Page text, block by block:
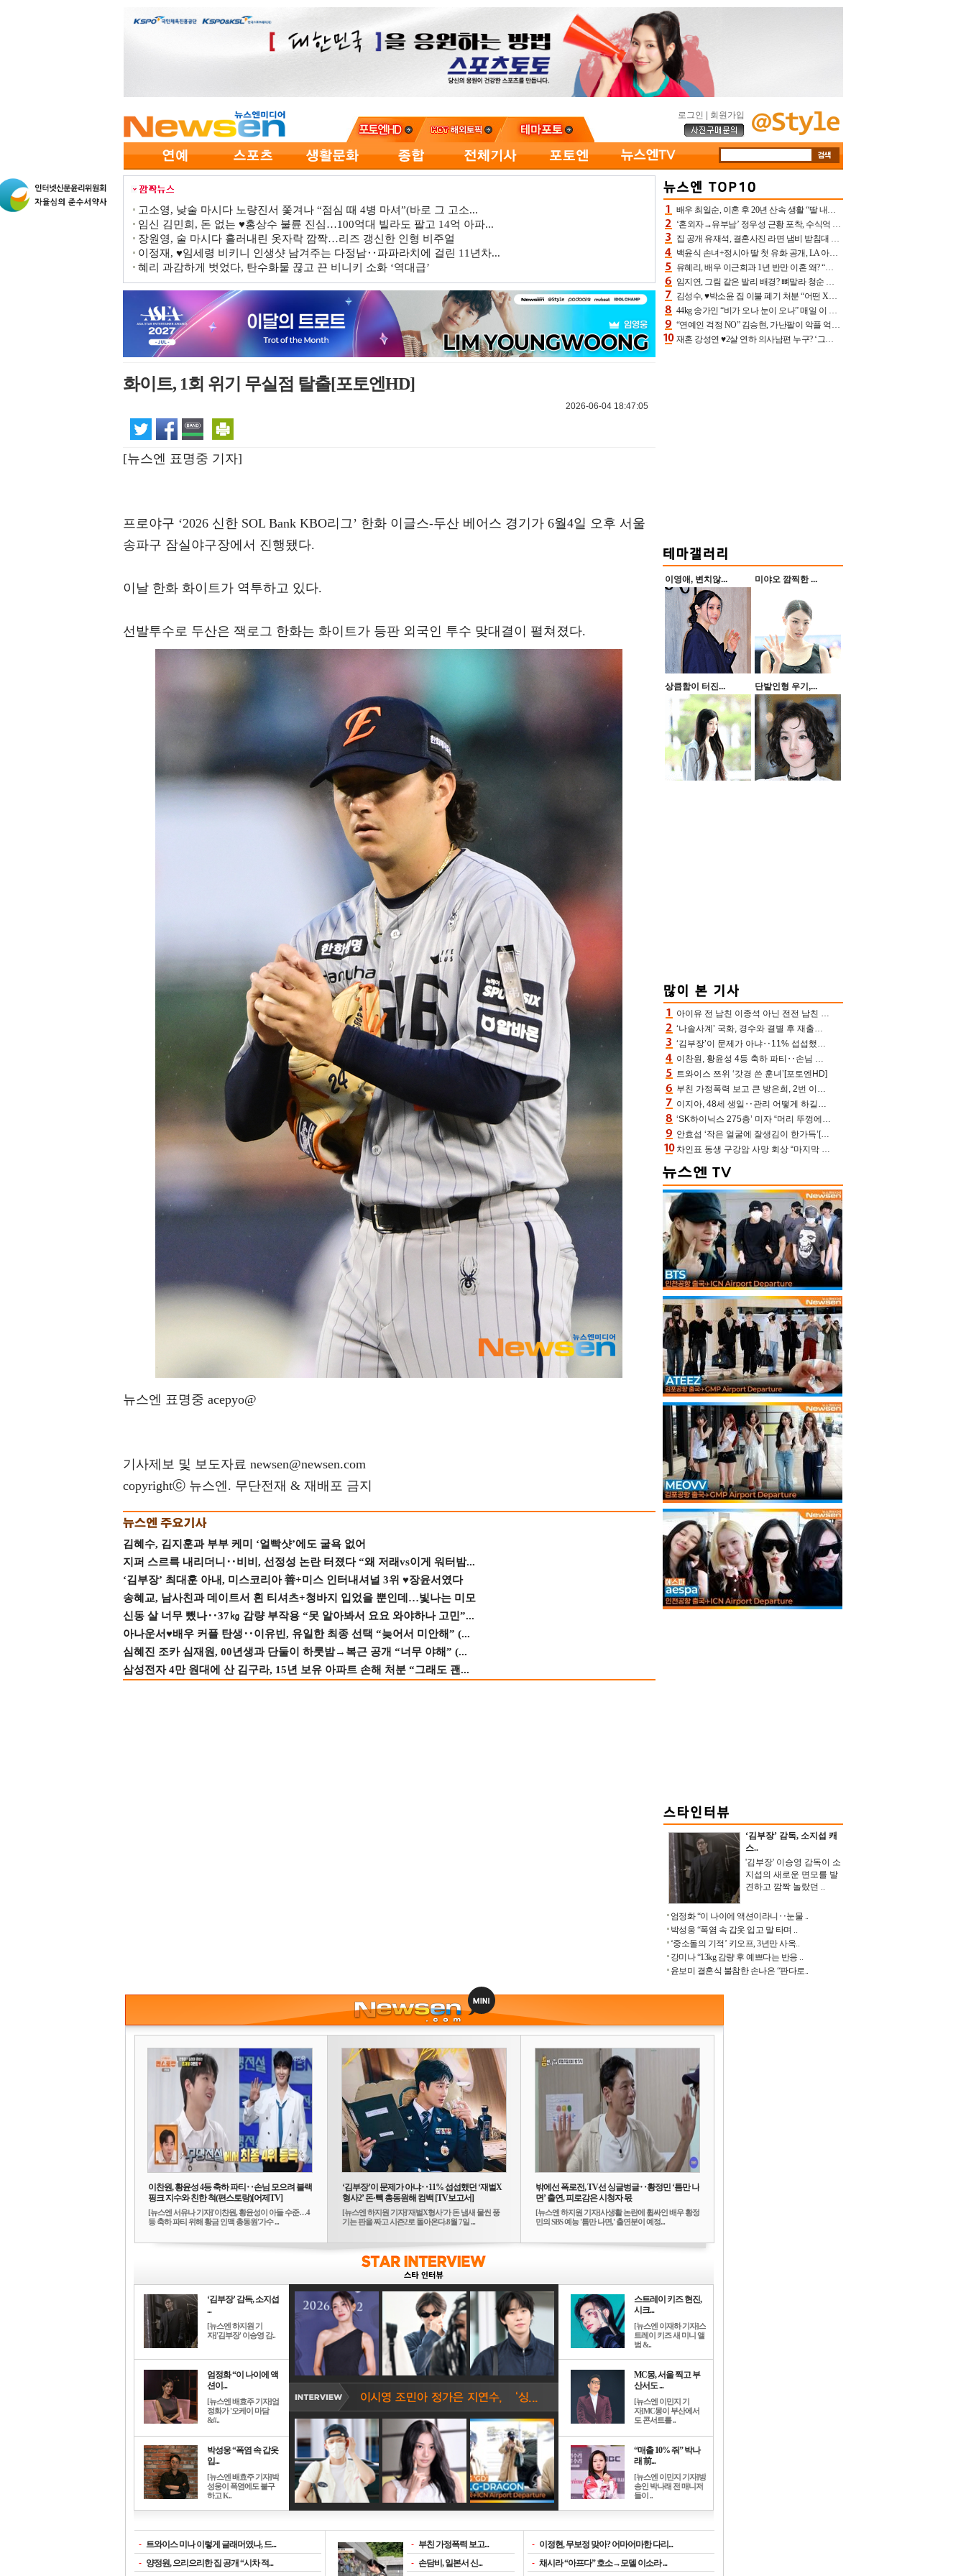
로그인 회원가입
고소영, 낮술 마시다 노량진서 쫓겨나 “점심 때 4병 마셔”(바로 그 고소...
임신 김민희, 돈 없는 ♥홍상수 불륜 진심…100억대 빌라도 팔고 14억 아파...
장원영, 술 마시다 흘러내린 옷자락 깜짝…리즈 갱신한 인형 비주얼
이정재, ♥임세령 비키니 인생샷 남겨주는 다정남‥파파라치에 걸린 11년차...
혜리 과감하게 벗었다, 탄수화물 끊고 끈 비니키 소화 ‘역대급’
화이트, 1회 위기 무실점 탈출[포토엔HD]
2026-06-04 18:47:05
[뉴스엔 표명중 기자]
프로야구 ‘2026 신한 SOL Bank KBO리그’ 한화 이글스-두산 베어스 경기가 6월4일 오후 서울
송파구 잠실야구장에서 진행됐다.
이날 한화 화이트가 역투하고 있다.
선발투수로 두산은 잭로그 한화는 화이트가 등판 외국인 투수 맞대결이 펼쳐졌다.
뉴스엔 표명중 acepyo@
기사제보 및 보도자료 newsen@newsen.com
copyrightⓒ 뉴스엔. 무단전재 & 재배포 금지
김혜수, 김지훈과 부부 케미 ‘얼빡샷’에도 굴욕 없어
지퍼 스르륵 내리더니‥비비, 선정성 논란 터졌다 “왜 저래vs이게 워터밤...
‘김부장’ 최대훈 아내, 미스코리아 善+미스 인터내셔널 3위 ♥장윤서였다
송혜교, 남사친과 데이트서 흰 티셔츠+청바지 입었을 뿐인데…빛나는 미모
신동 살 너무 뺐나‥37㎏ 감량 부작용 “못 알아봐서 요요 와야하나 고민”...
아나운서♥배우 커플 탄생‥이유빈, 유일한 최종 선택 “늦어서 미안해” (...
심혜진 조카 심재원, 00년생과 단둘이 하룻밤→복근 공개 “너무 야해” (...
삼성전자 4만 원대에 산 김구라, 15년 보유 아파트 손해 처분 “그래도 괜...
배우 최일순, 이혼 후 20년 산속 생활 “딸 내가 버렸다고 원망‥맘 아파”(특종)[어제TV]
‘혼외자→유부남’ 정우성 근황 포착, 수식억 해킹 피해 후배 만났다 “존경하는”
집 공개 유재석, 결혼사진 라면 냄비 받침대 되고 분노‥가족사진도 피해(놀뭐)[어제TV]
백윤식 손녀+정시아 딸 첫 유화 공개, LA 아트쇼→서울국제조각페스타 작가다운 수준급 실력
유혜리, 배우 이근희과 1년 반만 이혼 왜? “식칼 꽂고 의자 던져” 충격 폭로(특종)[어제TV]
임지연, 그림 같은 발리 배경? 뼈말라 청순 비키니 핏에 상대 안 되네
김성수, ♥박소윤 집 이불 폐기 처분 “어떤 X이랑 썼을지 몰라” 질투(신랑수업2)[어제TV]
44kg 송가인 “비가 오나 눈이 오나” 매일 이 운동, 허벅지 근육량 상승+체지방 감소
“연예인 걱정 NO” 김승현, 가난팔이 악플 억울할만‥아내+딸과 日 여행
재혼 강성연 ♥2살 연하 의사남편 누구? ‘그알’ 자문의에 훈남 비주얼 초엘리트 스펙 [종합]
이영애, 변치않... 미야오 깜찍한 ...
상큼함이 터진... 단발인형 우기,...
아이유 전 남친 이종석 아닌 전전 남친 장기하 소환 ‘별일 없이 산다’ 선곡…46장에 꾹 눌러 담은 근황
‘나솔사계’ 국화, 경수와 결별 후 재출연…첫인상 3표 몰표
‘김부장’이 문제가 아냐‥11% 섭섭했던 ‘재벌X형사2’ 돈·빽 총동원해 컴백 [TV보고서]
이찬원, 황윤성 4등 축하 파티‥손님 모으려 블랙핑크 지수와 친한 척(편스토랑)[어제TV]
트와이스 쯔위 ‘갓경 쓴 훈녀’[포토엔HD]
부친 가정폭력 보고 큰 방은희, 2번 이혼 후 잠수→母 고독사에 자책(특종세상)[어제TV]
이지아, 48세 생일‥관리 어떻게 하길래 놀라운 동안 미모
‘SK하이닉스 275층’ 미자 “머리 뚜껑에서 사, 주식만 안 해도 돈 버는 것”
안효섭 ‘작은 얼굴에 잘생김이 한가득’[포토엔HD]
차인표 동생 구강암 사망 회상 “마지막 순간 동생 손 잡아준 신애라, 두고두고 고마워” (신애라이프)
‘김부장’ 감독, 소지섭 캐
스..
'김부장' 이승영 감독이 소
지섭의 새로운 면모를 발
견하고 깜짝 놀랐던 ..
엄정화 “이 나이에 액션이라니‥눈물 ..
박성웅 “폭염 속 갑옷 입고 말 타며 ..
‘중소돌의 기적’ 키오프, 3년만 사옥..
강미나 “13kg 감량 후 예쁘다는 반응 ..
윤보미 결혼식 불참한 손나은 “판다로..
이찬원, 황윤성 4등 축하 파티‥손님 모으려 블랙
핑크 지수와 친한 척(편스토랑)[어제TV]
[뉴스엔 서유나 기자]'이찬원, 황윤성이 아들 수준…4
등 축하 파티 위해 황금 인맥 총동원'가수 ...
‘김부장’이 문제가 아냐‥11% 섭섭했던 ‘재벌X
형사2’ 돈·빽 총동원해 컴백 [TV보고서]
[뉴스엔 하지원 기자]'재벌X형사'가 돈 냄새 물씬 풍
기는 판을 짜고 시즌2로 돌아온다.8월 7일 ...
밖에선 폭로전, TV선 싱글벙글‥황정민 ‘틈만 나
면’ 출연, 피로감은 시청자 몫
[뉴스엔 하지원 기자]사생활 논란에 휩싸인 배우 황정
민의 SBS 예능 '틈만 나면,' 출연분이 예정...
‘김부장’ 감독, 소지섭
...
[뉴스엔 하지원 기
자]'김부장' 이승영 감..
엄정화 “이 나이에 액
션이...
[뉴스엔 배효주 기자]엄
정화가 '오케이 마담
&#..
박성웅 “폭염 속 갑옷
입...
[뉴스엔 배효주 기자]박
성웅이 폭염에도 불구
하고 K..
스트레이 키즈 현진,
시크...
[뉴스엔 이재하 기자]스
트레이 키즈 새 미니 앨
범 &..
MC몽, 서울 찍고 부
산서도 ...
[뉴스엔 이민지 기
자]MC몽이 부산에서
도 콘서트를 ..
“매출 10% 줘” 박나
래 前...
[뉴스엔 이민지 기자]방
송인 박나래 전 매니저
들이 ..
- 트와이스 미나 이렇게 글래머였나, 드...
- 양정원, 으리으리한 집 공개 “시차 적...
- 부친 가정폭력 보고...
- 손담비, 일본서 신...
- 이정현, 무보정 맞아? 어마어마한 다리...
- 채시라 “아프다” 호소→모델 이소라 ...